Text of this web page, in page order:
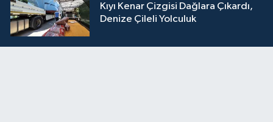
Kıyı Kenar Çizgisi Dağlara Çıkardı,
Denize Çileli Yolculuk